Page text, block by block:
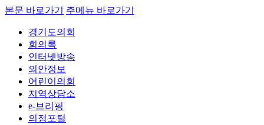
본문 바로가기 주메뉴 바로가기
경기도의회
회의록
인터넷방송
의안정보
어린이의회
지역상담소
e-브리핑
의정포털